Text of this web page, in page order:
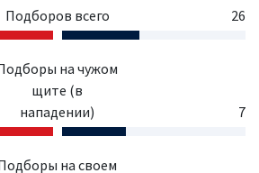
Подборов всего 26
на чужом
щите (в
нападении)
7
на своем